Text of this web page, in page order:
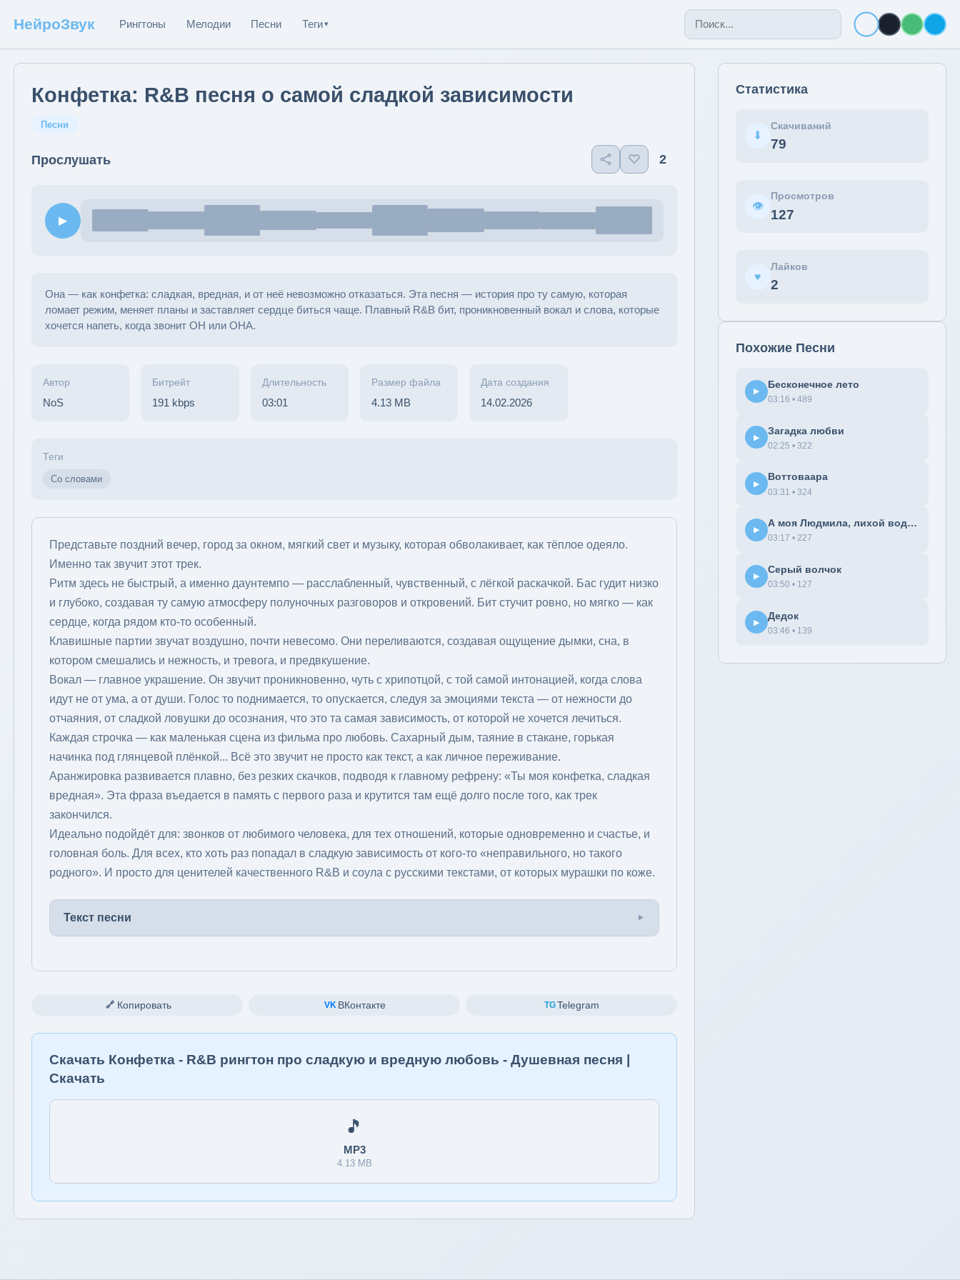
НейроЗвук Рингтоны Мелодии Песни Теги▾
Конфетка: R&B песня о самой сладкой зависимости
Песни
Прослушать ♡ 2
▶
Она — как конфетка: сладкая, вредная, и от неё невозможно отказаться. Эта песня — история про ту самую, которая
ломает режим, меняет планы и заставляет сердце биться чаще. Плавный R&B бит, проникновенный вокал и слова, которые
хочется напеть, когда звонит ОН или ОНА.
Автор
NoS
Битрейт
191 kbps
Длительность
03:01
Размер файла
4.13 MB
Дата создания
14.02.2026
Теги
Со словами
Представьте поздний вечер, город за окном, мягкий свет и музыку, которая обволакивает, как тёплое одеяло.
Именно так звучит этот трек.
Ритм здесь не быстрый, а именно даунтемпо — расслабленный, чувственный, с лёгкой раскачкой. Бас гудит низко
и глубоко, создавая ту самую атмосферу полуночных разговоров и откровений. Бит стучит ровно, но мягко — как
сердце, когда рядом кто-то особенный.
Клавишные партии звучат воздушно, почти невесомо. Они переливаются, создавая ощущение дымки, сна, в
котором смешались и нежность, и тревога, и предвкушение.
Вокал — главное украшение. Он звучит проникновенно, чуть с хрипотцой, с той самой интонацией, когда слова
идут не от ума, а от души. Голос то поднимается, то опускается, следуя за эмоциями текста — от нежности до
отчаяния, от сладкой ловушки до осознания, что это та самая зависимость, от которой не хочется лечиться.
Каждая строчка — как маленькая сцена из фильма про любовь. Сахарный дым, таяние в стакане, горькая
начинка под глянцевой плёнкой... Всё это звучит не просто как текст, а как личное переживание.
Аранжировка развивается плавно, без резких скачков, подводя к главному рефрену: «Ты моя конфетка, сладкая
вредная». Эта фраза въедается в память с первого раза и крутится там ещё долго после того, как трек
закончился.
Идеально подойдёт для: звонков от любимого человека, для тех отношений, которые одновременно и счастье, и
головная боль. Для всех, кто хоть раз попадал в сладкую зависимость от кого-то «неправильного, но такого
родного». И просто для ценителей качественного R&B и соула с русскими текстами, от которых мурашки по коже.
Текст песни
🔗 Копировать VK ВКонтакте TGTelegram
Скачать Конфетка - R&B рингтон про сладкую и вредную любовь - Душевная песня |
Скачать
🎵
MP3
4.13 MB
Статистика
⬇
Скачиваний
79
👁
Просмотров
127
♥
Лайков
2
Похожие Песни
▶
Бесконечное лето
03:16 • 489
▶
Загадка любви
02:25 • 322
▶
Воттоваара
03:31 • 324
▶
А моя Людмила, лихой водитель
03:17 • 227
▶
Серый волчок
03:50 • 127
▶
Дедок
03:46 • 139